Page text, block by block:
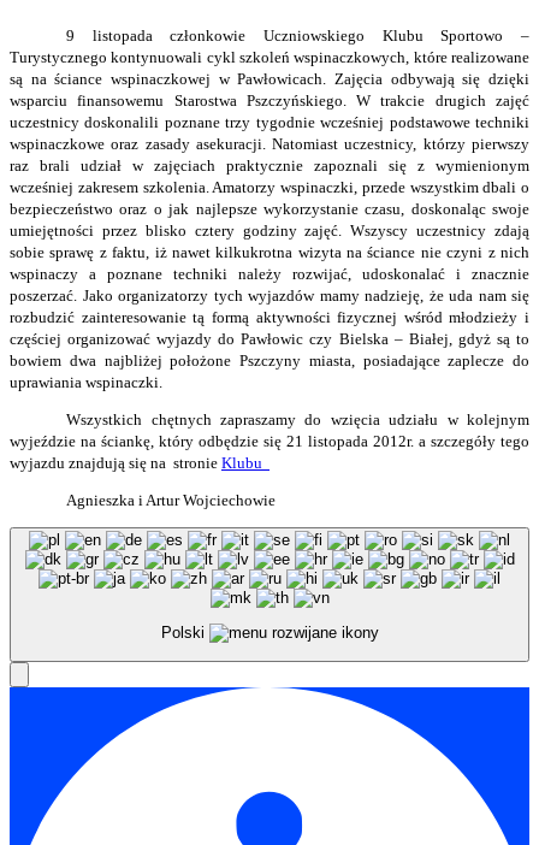
9 listopada członkowie Uczniowskiego Klubu Sportowo –
Turystycznego kontynuowali cykl szkoleń wspinaczkowych, które realizowane
są na ściance wspinaczkowej w Pawłowicach. Zajęcia odbywają się dzięki
wsparciu finansowemu Starostwa Pszczyńskiego. W trakcie drugich zajęć
uczestnicy doskonalili poznane trzy tygodnie wcześniej podstawowe techniki
wspinaczkowe oraz zasady asekuracji. Natomiast uczestnicy, którzy pierwszy
raz brali udział w zajęciach praktycznie zapoznali się z wymienionym
wcześniej zakresem szkolenia. Amatorzy wspinaczki, przede wszystkim dbali o
bezpieczeństwo oraz o jak najlepsze wykorzystanie czasu, doskonaląc swoje
umiejętności przez blisko cztery godziny zajęć. Wszyscy uczestnicy zdają
sobie sprawę z faktu, iż nawet kilkukrotna wizyta na ściance nie czyni z nich
wspinaczy a poznane techniki należy rozwijać, udoskonalać i znacznie
poszerzać. Jako organizatorzy tych wyjazdów mamy nadzieję, że uda nam się
rozbudzić zainteresowanie tą formą aktywności fizycznej wśród młodzieży i
częściej organizować wyjazdy do Pawłowic czy Bielska – Białej, gdyż są to
bowiem dwa najbliżej położone Pszczyny miasta, posiadające zaplecze do
uprawiania wspinaczki.
Wszystkich chętnych zapraszamy do wzięcia udziału w kolejnym
wyjeździe na ściankę, który odbędzie się 21 listopada 2012r. a szczegóły tego
wyjazdu znajdują się na stronie Klubu
Agnieszka i Artur Wojciechowie
Polski